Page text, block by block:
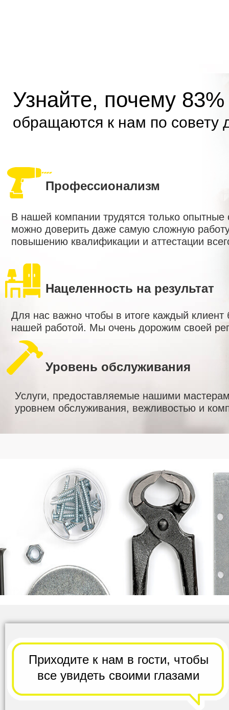
Узнайте, почему
обращаются к нам по совету
Приходите к нам в гости, чтобы
всеувидеть своими глазами
Услуги, предоставляемые нашими
уровнем обслуживания, вежливостью и
Уровень обслуживания
Нацеленность на результат
Для нас важно чтобы в итоге каждый
нашей работой. Мы очень дорожим своей
В нашей компании трудятся только
можно доверить даже самую сложную
повышению квалификации и аттестации
Профессионализм